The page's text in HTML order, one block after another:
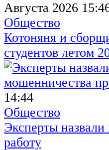
Августа 2026
Общество
Котоняня и
студентов летом
14:44
Общество
Эксперты
работу